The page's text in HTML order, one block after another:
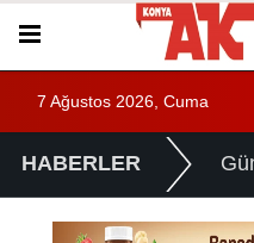
7 Ağustos 2026, Cuma
HABERLER